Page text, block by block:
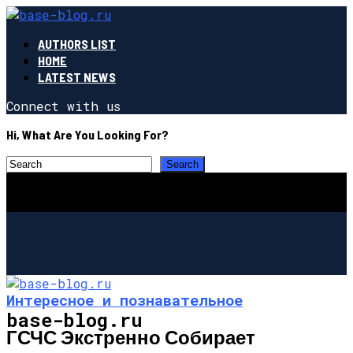
AUTHORS LIST
HOME
LATEST NEWS
Connect with us
Hi, What Are You Looking For?
base-blog.ru
Интересное и познавательное
ГСЧС Экстренно Собирает